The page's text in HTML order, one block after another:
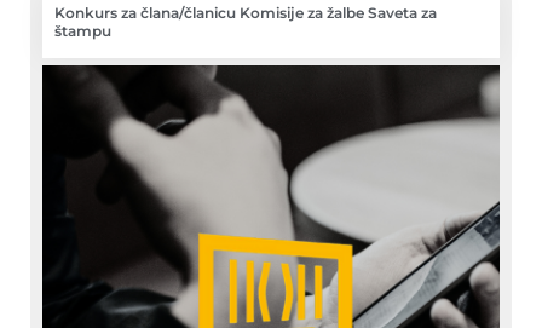
Konkurs za člana/članicu Komisije za žalbe Saveta za
štampu